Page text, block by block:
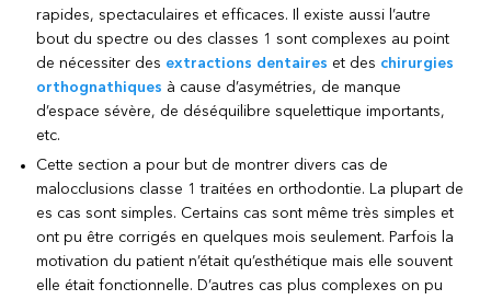
rapides, spectaculaires et efficaces. Il existe aussi l’autre
bout du spectre ou des classes 1 sont complexes au point
de nécessiter des extractions dentaires et des chirurgies
orthognathiques à cause d’asymétries, de manque
d’espace sévère, de déséquilibre squelettique importants,
etc.
Cette section a pour but de montrer divers cas de
malocclusions classe 1 traitées en orthodontie. La plupart de
es cas sont simples. Certains cas sont même très simples et
ont pu être corrigés en quelques mois seulement. Parfois la
motivation du patient n’était qu’esthétique mais elle souvent
elle était fonctionnelle. D’autres cas plus complexes on pu